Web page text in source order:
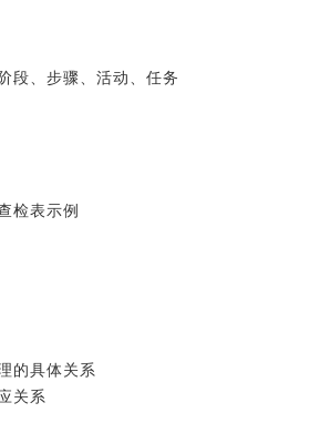
段、步骤、活动、任务
检表示例
的具体关系
关系